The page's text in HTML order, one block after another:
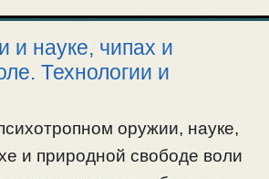
и науке, чипах и
Технологии и
оружии, науке,
и природной свободе воли